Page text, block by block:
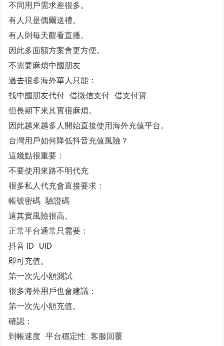
不同用戶需求差很多。
有人只是偶爾送禮。
有人則每天觀看直播。
因此多面額方案會更方便。
不需要麻煩中國朋友
過去很多海外華人只能：
找中國朋友代付 借微信支付 借支付寶
但長期下來其實很麻煩。
因此越來越多人開始直接使用海外充值平台。
台灣用戶如何降低抖音充值風險？
這幾點很重要：
不要使用來路不明代充
很多私人代充會直接要求：
帳號密碼 驗證碼
這其實風險很高。
正常平台通常只需要：
抖音 ID UID
即可充值。
第一次先小額測試
很多海外用戶也會建議：
第一次先小額充值。
確認：
到帳速度 平台穩定性 客服回覆